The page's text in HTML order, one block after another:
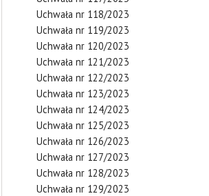
Uchwała nr 118/2023
Uchwała nr 119/2023
Uchwała nr 120/2023
Uchwała nr 121/2023
Uchwała nr 122/2023
Uchwała nr 123/2023
Uchwała nr 124/2023
Uchwała nr 125/2023
Uchwała nr 126/2023
Uchwała nr 127/2023
Uchwała nr 128/2023
Uchwała nr 129/2023